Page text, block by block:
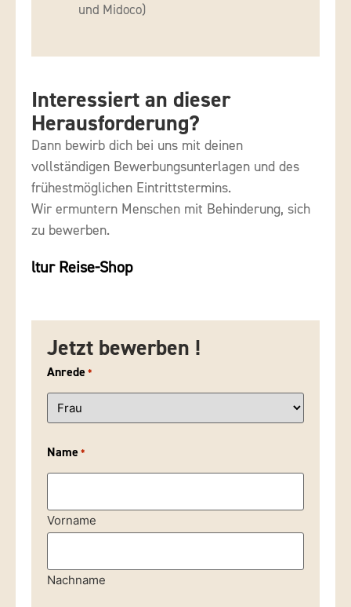
und Midoco)
Interessiert an dieser
Herausforderung?
Dann bewirb dich bei uns mit deinen
vollständigen Bewerbungsunterlagen und des
frühestmöglichen Eintrittstermins.
Wir ermuntern Menschen mit Behinderung, sich
zu bewerben.
ltur Reise-Shop
Jetzt bewerben !
Anrede *
Name *
Vorname
Nachname